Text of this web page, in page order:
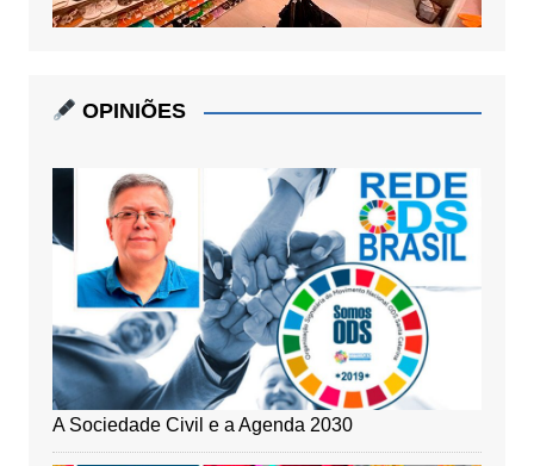
OPINIÕES
A Sociedade Civil e a Agenda 2030